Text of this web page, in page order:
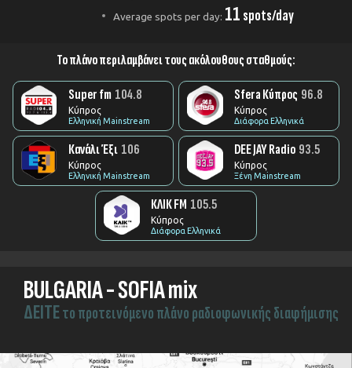
Average spots per day: 11 spots/day
Το πλάνο περιλαμβάνει τους ακόλουθους σταθμούς:
Super fm 104.8
Κύπρος
Ελληνική Mainstream
Sfera Κύπρος 96.8
Κύπρος
Διάφορα Ελληνικά
Κανάλι Έξι 106
Κύπρος
Ελληνική Mainstream
DEE JAY Radio 93.5
Κύπρος
Ξένη Mainstream
ΚΛΙΚ FM 105.5
Κύπρος
Διάφορα Ελληνικά
BULGARIA - SOFIA mix
ΔEITEτο προτεινόμενο πλάνο ραδιοφωνικής διαφήμισης